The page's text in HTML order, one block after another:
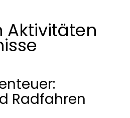
Aktivitäten
Radfahren